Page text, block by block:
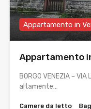
Appartamento in
Appartamento
BORGO VENEZIA –
altamente…
Camere da letto